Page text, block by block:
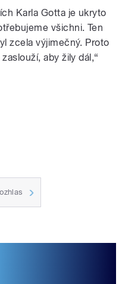
Karla Gotta je ukryto
všichni. Ten
zcela výjimečný. Proto
aby žily dál,“